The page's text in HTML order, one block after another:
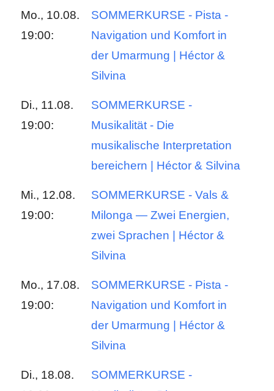
Mo., 10.08.
19:00:
SOMMERKURSE - Pista -
Navigation und Komfort in
der Umarmung | Héctor &
Silvina
Di., 11.08.
19:00:
SOMMERKURSE -
Musikalität - Die
musikalische Interpretation
bereichern | Héctor & Silvina
Mi., 12.08.
19:00:
SOMMERKURSE - Vals &
Milonga — Zwei Energien,
zwei Sprachen | Héctor &
Silvina
Mo., 17.08.
19:00:
SOMMERKURSE - Pista -
Navigation und Komfort in
der Umarmung | Héctor &
Silvina
Di., 18.08.
SOMMERKURSE -